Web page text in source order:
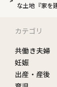
な土地『家を
カテゴリ
共働き夫婦
妊娠
出産・産後